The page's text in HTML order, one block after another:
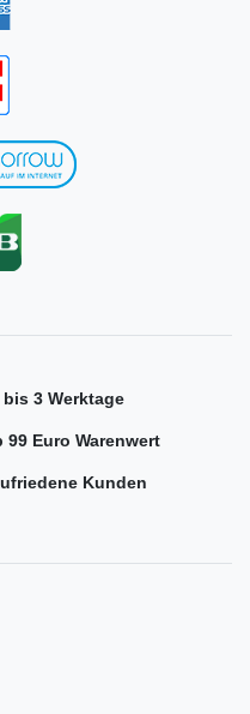
3 Werktage
Euro Warenwert
Kunden